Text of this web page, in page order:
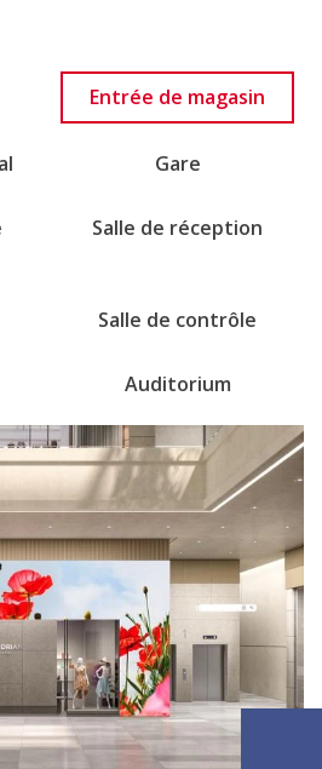
Entrée de magasin
Gare
Salle de réception
Salle de contrôle
Auditorium